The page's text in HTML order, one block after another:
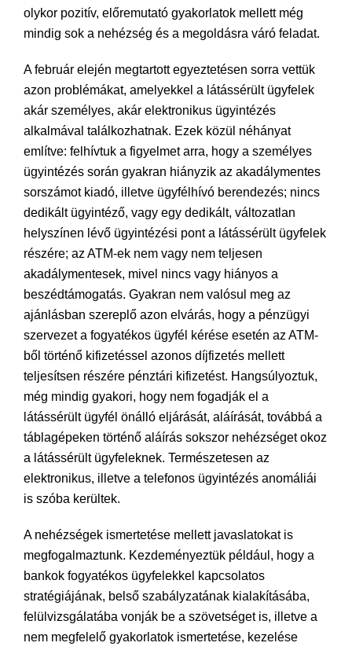
olykor pozitív, előremutató gyakorlatok mellett még
mindig sok a nehézség és a megoldásra váró feladat.
A február elején megtartott egyeztetésen sorra vettük
azon problémákat, amelyekkel a látássérült ügyfelek
akár személyes, akár elektronikus ügyintézés
alkalmával találkozhatnak. Ezek közül néhányat
említve: felhívtuk a figyelmet arra, hogy a személyes
ügyintézés során gyakran hiányzik az akadálymentes
sorszámot kiadó, illetve ügyfélhívó berendezés; nincs
dedikált ügyintéző, vagy egy dedikált, változatlan
helyszínen lévő ügyintézési pont a látássérült ügyfelek
részére; az ATM-ek nem vagy nem teljesen
akadálymentesek, mivel nincs vagy hiányos a
beszédtámogatás. Gyakran nem valósul meg az
ajánlásban szereplő azon elvárás, hogy a pénzügyi
szervezet a fogyatékos ügyfél kérése esetén az ATM-
ből történő kifizetéssel azonos díjfizetés mellett
teljesítsen részére pénztári kifizetést. Hangsúlyoztuk,
még mindig gyakori, hogy nem fogadják el a
látássérült ügyfél önálló eljárását, aláírását, továbbá a
táblagépeken történő aláírás sokszor nehézséget okoz
a látássérült ügyfeleknek. Természetesen az
elektronikus, illetve a telefonos ügyintézés anomáliái
is szóba kerültek.
A nehézségek ismertetése mellett javaslatokat is
megfogalmaztunk. Kezdeményeztük például, hogy a
bankok fogyatékos ügyfelekkel kapcsolatos
stratégiájának, belső szabályzatának kialakításába,
felülvizsgálatába vonják be a szövetséget is, illetve a
nem megfelelő gyakorlatok ismertetése, kezelése